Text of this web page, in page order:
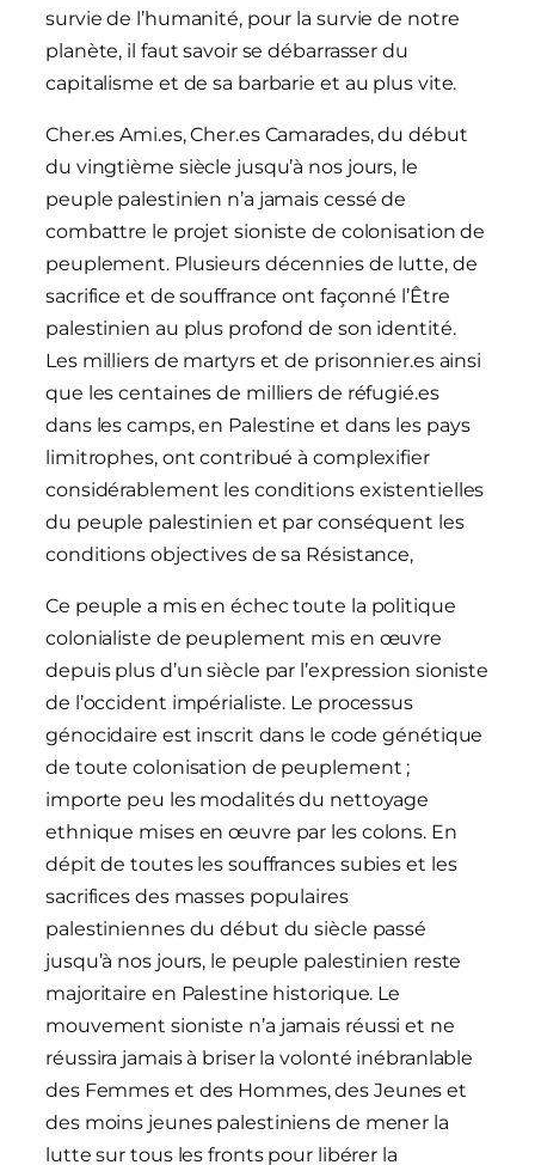
survie de l’humanité, pour la survie de notre
planète, il faut savoir se débarrasser du
capitalisme et de sa barbarie et au plus vite.
Cher.es Ami.es, Cher.es Camarades, du début
du vingtième siècle jusqu’à nos jours, le
peuple palestinien n’a jamais cessé de
combattre le projet sioniste de colonisation de
peuplement. Plusieurs décennies de lutte, de
sacrifice et de souffrance ont façonné l’Être
palestinien au plus profond de son identité.
Les milliers de martyrs et de prisonnier.es ainsi
que les centaines de milliers de réfugié.es
dans les camps, en Palestine et dans les pays
limitrophes, ont contribué à complexifier
considérablement les conditions existentielles
du peuple palestinien et par conséquent les
conditions objectives de sa Résistance,
Ce peuple a mis en échec toute la politique
colonialiste de peuplement mis en œuvre
depuis plus d’un siècle par l’expression sioniste
de l’occident impérialiste. Le processus
génocidaire est inscrit dans le code génétique
de toute colonisation de peuplement ;
importe peu les modalités du nettoyage
ethnique mises en œuvre par les colons. En
dépit de toutes les souffrances subies et les
sacrifices des masses populaires
palestiniennes du début du siècle passé
jusqu’à nos jours, le peuple palestinien reste
majoritaire en Palestine historique. Le
mouvement sioniste n’a jamais réussi et ne
réussira jamais à briser la volonté inébranlable
des Femmes et des Hommes, des Jeunes et
des moins jeunes palestiniens de mener la
lutte sur tous les fronts pour libérer la